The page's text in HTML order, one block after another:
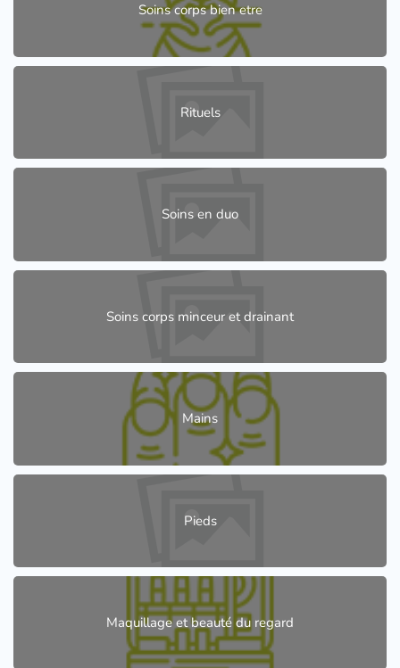
Soins corps bien etre
Rituels
Soins en duo
Soins corps minceur et drainant
Mains
Pieds
Maquillage et beauté du regard